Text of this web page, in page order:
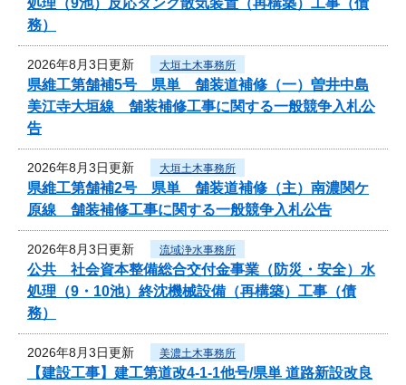
務）
2026年8月3日更新 大垣土木事務所
県維工第舗補5号 県単 舗装道補修（一）曽井中島
美江寺大垣線 舗装補修工事に関する一般競争入札公
告
2026年8月3日更新 大垣土木事務所
県維工第舗補2号 県単 舗装道補修（主）南濃関ケ
原線 舗装補修工事に関する一般競争入札公告
2026年8月3日更新 流域浄水事務所
公共 社会資本整備総合交付金事業（防災・安全）水
処理（9・10池）終沈機械設備（再構築）工事（債
務）
2026年8月3日更新 美濃土木事務所
【建設工事】建工第道改4-1-1他号/県単 道路新設改良